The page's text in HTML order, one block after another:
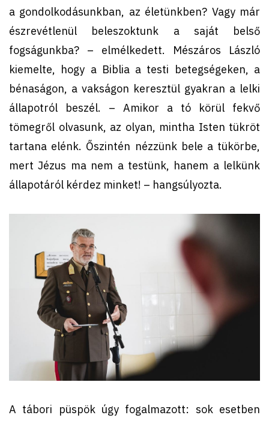
a gondolkodásunkban, az életünkben? Vagy már
észrevétlenül beleszoktunk a saját belső
fogságunkba? – elmélkedett. Mészáros László
kiemelte, hogy a Biblia a testi betegségeken, a
bénaságon, a vakságon keresztül gyakran a lelki
állapotról beszél. – Amikor a tó körül fekvő
tömegről olvasunk, az olyan, mintha Isten tükröt
tartana elénk. Őszintén nézzünk bele a tükörbe,
mert Jézus ma nem a testünk, hanem a lelkünk
állapotáról kérdez minket! – hangsúlyozta.
A tábori püspök úgy fogalmazott: sok esetben